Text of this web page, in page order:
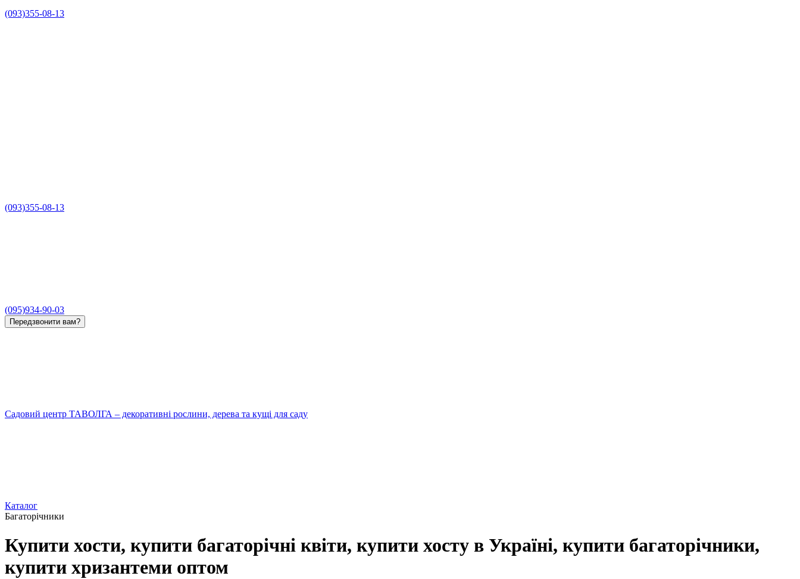
(093)355-08-13
(093)355-08-13
(095)934-90-03
Передзвонити вам?
Садовий центр ТАВОЛГА – декоративні рослини, дерева та кущі для саду
Каталог
Багаторічники
Купити хости, купити багаторічні квіти, купити хосту в Україні, купити багаторічники,
купити хризантеми оптом